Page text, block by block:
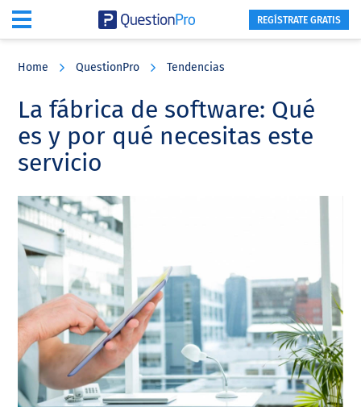
content
sidebar
REGÍSTRATE GRATIS
Home QuestionPro Tendencias
La fábrica de software: Qué
es y por qué necesitas este
servicio